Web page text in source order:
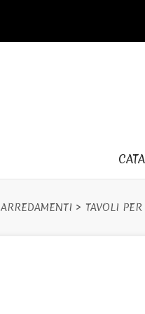
ARREDAMENTI TAVOLI